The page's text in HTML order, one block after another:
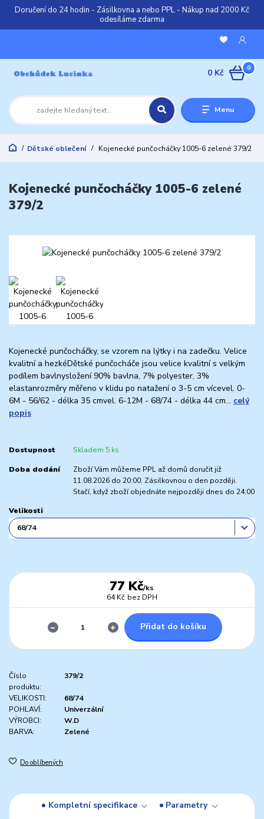
Doručení do 24 hodin - Zásilkovna a nebo PPL - Nákup nad 2000 Kč
odesíláme zdarma
Menu
0
0 Kč
Dětské oblečení Kojenecké punčocháčky 1005-6 zelené 379/2
Kojenecké punčocháčky 1005-6 zelené
379/2
Kojenecké punčocháčky, se vzorem na lýtky i na zadečku. Velice
kvalitní a hezkéDětské punčocháče jsou velice kvalitní s velkým
podílem bavlnysložení 90% bavlna, 7% polyester, 3%
elastanrozměry měřeno v klidu po natažení o 3-5 cm vícevel. 0-
6M - 56/62 - délka 35 cmvel. 6-12M - 68/74 - délka 44 cm... celý
popis
Dostupnost Skladem 5 ks
Doba dodání
Zboží Vám můžeme PPL až domů doručit již
11.08.2026 do 20:00. Zásilkovnou o den později.
Stačí, když zboží objednáte nejpozději dnes do 24:00
Velikosti
77 Kč/ks
64 Kč bez DPH
Přidat do košíku
Číslo
produktu:
379/2
VELIKOSTI:
68/74
POHLAVÍ:
Univerzální
VÝROBCI:
W.D
BARVA:
Zelené
Do oblíbených
Kompletní specifikace
Parametry